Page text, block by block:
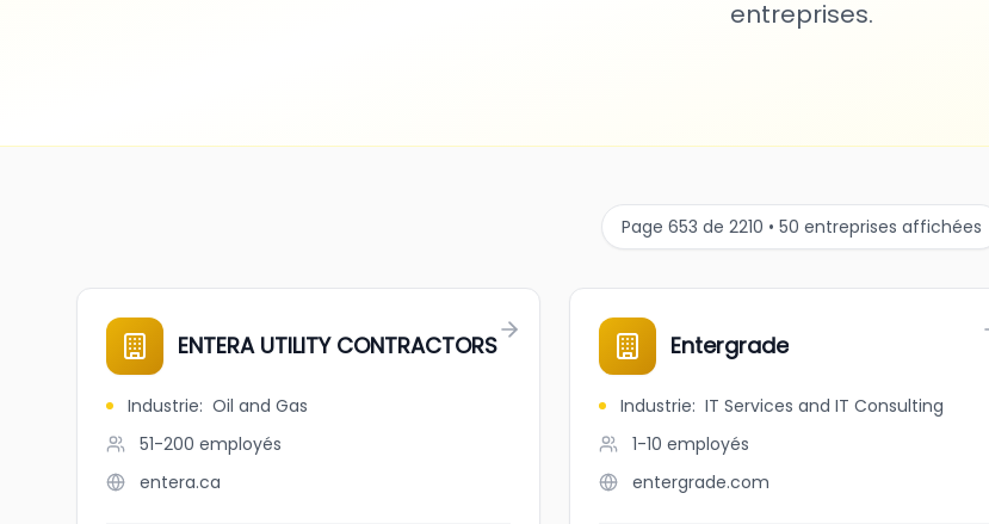
entreprises.
Page 653 de 2210 • 50 entreprises affichées
ENTERA UTILITY CONTRACTORS
Industrie: Oil and Gas
51-200 employés
entera.ca
Entergrade
Industrie: IT Services and IT Consulting
1-10 employés
entergrade.com